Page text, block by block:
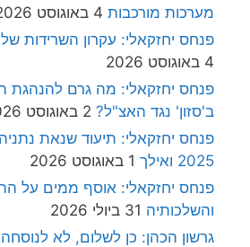
מערכות מורכבות 4 באוגוסט 2026
פנחס יחזקאלי: עקרון השרידות של
4 באוגוסט 2026
פנחס יחזקאלי: מה גרם להנהגת
ב'סזון' נגד האצ"ל? 2 באוגוסט 2026
פנחס יחזקאלי: תיעוד שנאת
2025 ואילך
1 באוגוסט 2026
פנחס יחזקאלי: אוסף ממים על
והשלכותיה 31 ביולי 2026
גרשון הכהן: כן לשלום, לא